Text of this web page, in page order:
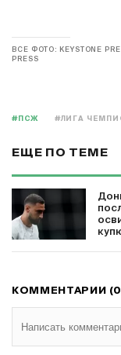
ВСЕ ФОТО: KEYSTONE
PRESS
#ПСЖ #ЛИГА
ЕЩЕ ПО ТЕМЕ
КОММЕНТАРИИ